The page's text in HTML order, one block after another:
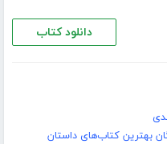
دانلود کتاب
بهترین کتاب‌های داستان